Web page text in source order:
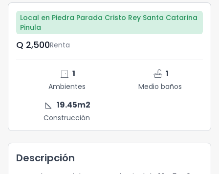
Local en Piedra Parada Cristo Rey Santa Catarina
Pinula
Q	2,500Renta
door_front 1
Ambientes
faucet 1
Medio baños
square_foot 19.45m2
Construcción
Descripción